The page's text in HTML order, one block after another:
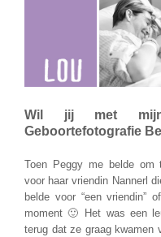
Wil jij met mijn
Geboortefotografie
Toen Peggy me belde om
voor haar vriendin Nannerl
belde voor “een vriendin”
moment 🙂 Het was een
terug dat ze graag kwamen